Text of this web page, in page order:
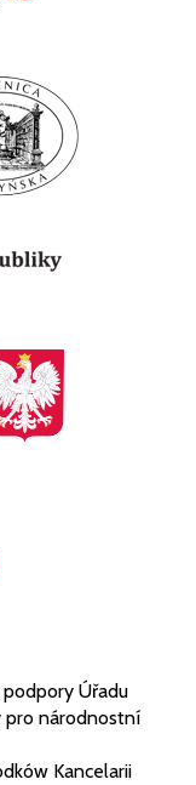
Úřadu
pro národnostní
Kancelarii